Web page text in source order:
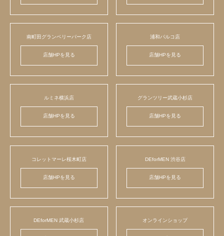
南町田グランベリーパーク店
店舗HPを見る
浦和パルコ店
店舗HPを見る
ルミネ横浜店
店舗HPを見る
グランツリー武蔵小杉店
店舗HPを見る
コレットマーレ桜木町店
店舗HPを見る
DEforMEN 渋谷店
店舗HPを見る
DEforMEN 武蔵小杉店 オンラインショップ